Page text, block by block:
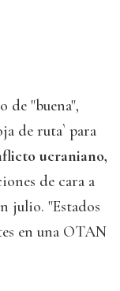
de "buena",
de ruta` para
ucraniano,
de cara a
julio. "Estados
en una OTAN